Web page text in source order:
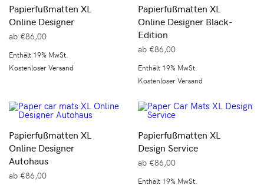
Papierfußmatten XL
Online Designer
ab €86,00
Enthält 19% MwSt.
Kostenloser Versand
Papierfußmatten XL
Online Designer Black-
Edition
ab €86,00
Enthält 19% MwSt.
Kostenloser Versand
Papierfußmatten XL
Online Designer
Autohaus
ab €86,00
Papierfußmatten XL
Design Service
ab €86,00
Enthält 19% MwSt.